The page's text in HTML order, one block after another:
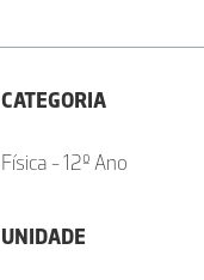
CATEGORIA
Física - 12º Ano
UNIDADE